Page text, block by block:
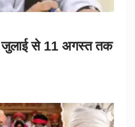
जुलाई से 11 अगस्त तक